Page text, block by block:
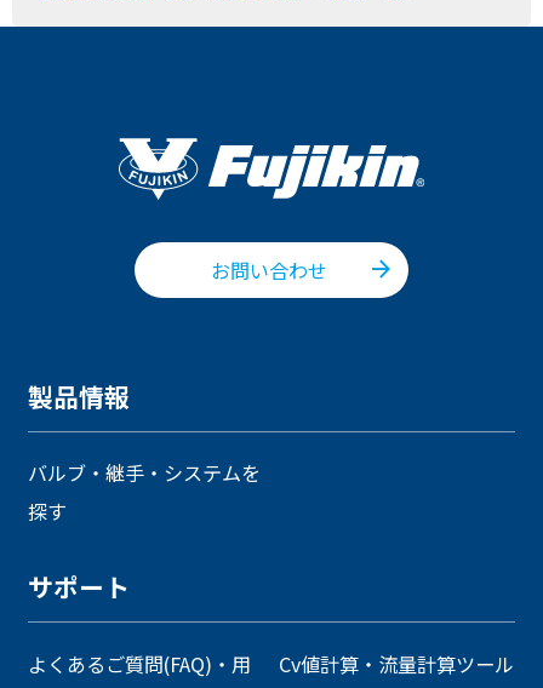
お問い合わせ
製品情報
バルブ・継手・システムを
探す
サポート
よくあるご質問(FAQ)・用
Cv値計算・流量計算ツール